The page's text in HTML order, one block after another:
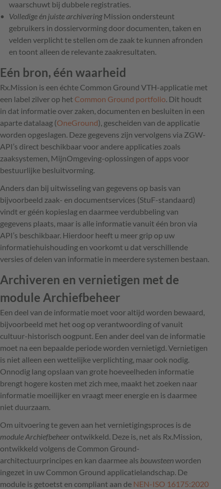
waarschuwt bij dubbele registraties.
Volledige én juiste archiveringMission ondersteunt
gebruikers in dossiervorming door documenten, taken en
velden verplicht te stellen om de zaak te kunnen afronden
en toont alleen de relevante zaakresultaten.
Eén bron, één waarheid
Rx.Mission is een échte Common Ground VTH-applicatie met
een label zilver op het Common Ground portfolio . Dit houdt
in dat informatie over zaken, documenten en besluiten in een
aparte datalaag (OneGround), gescheiden van de applicatie
worden opgeslagen. Deze gegevens zijn vervolgens via ZGW-
API’s direct beschikbaar voor andere applicaties zoals
zaaksystemen, MijnOmgeving-oplossingen of apps voor
bestuurlijke besluitvorming.
Anders dan bij uitwisseling van gegevens op basis van
bijvoorbeeld zaak- en documentservices (StuF-standaard)
vindt er géén kopieslag en daarmee verdubbeling van
gegevens plaats, maar is alle informatie vanuit één bron via
API’s beschikbaar. Hierdoor heeft u meer grip op uw
informatiehuishouding en voorkomt u dat verschillende
versies of delen van informatie in meerdere systemen bestaan.
Archiveren en vernietigen met de
module Archiefbeheer
Een deel van de informatie moet voor altijd worden bewaard,
bijvoorbeeld met het oog op verantwoording of vanuit
cultuur-historisch oogpunt. Een ander deel van de informatie
moet na een bepaalde periode worden vernietigd. Vernietigen
is niet alleen een wettelijke verplichting, maar ook nodig.
Onnodig lang opslaan van grote hoeveelheden informatie
brengt hogere kosten met zich mee, maakt het zoeken naar
informatie moeilijker en vraagt meer energie en is daarmee
niet duurzaam.
Om uitvoering te geven aan het vernietigingsproces is de
module Archiefbeheer ontwikkeld. Deze is, net als Rx.Mission,
ontwikkeld volgens de Common Ground-
architectuurprincipes en kan daarmee als bouwsteenworden
ingezet in uw Common Ground applicatielandschap. De
module is getoetst en compliant aan de NEN-ISO 16175:2020